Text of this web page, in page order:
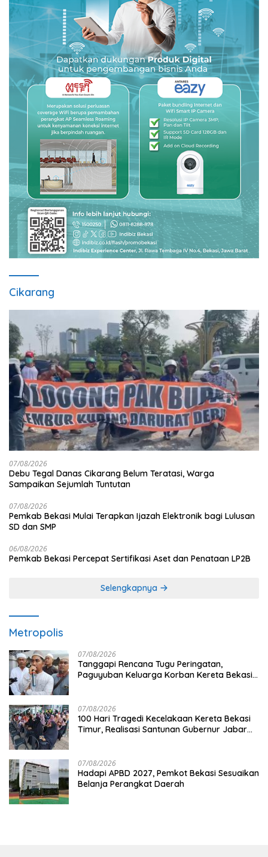
Cikarang
07/08/2026
Debu Tegal Danas Cikarang Belum Teratasi, Warga
Sampaikan Sejumlah Tuntutan
07/08/2026
Pemkab Bekasi Mulai Terapkan Ijazah Elektronik bagi Lulusan
SD dan SMP
06/08/2026
Pemkab Bekasi Percepat Sertifikasi Aset dan Penataan LP2B
Selengkapnya
Metropolis
07/08/2026
Tanggapi Rencana Tugu Peringatan,
Paguyuban Keluarga Korban Kereta Bekasi
07/08/2026
100 Hari Tragedi Kecelakaan Kereta Bekasi
Timur, Realisasi Santunan Gubernur Jabar
07/08/2026
Hadapi APBD 2027, Pemkot Bekasi Sesuaikan
Belanja Perangkat Daerah